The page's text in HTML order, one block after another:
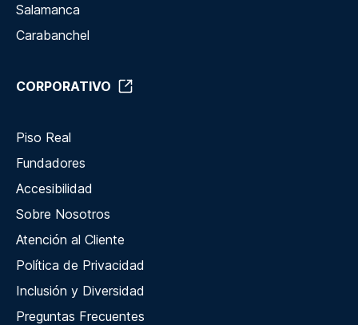
Salamanca
Carabanchel
CORPORATIVO
Piso Real
Fundadores
Accesibilidad
Sobre Nosotros
Atención al Cliente
Política de Privacidad
Inclusión y Diversidad
Preguntas Frecuentes